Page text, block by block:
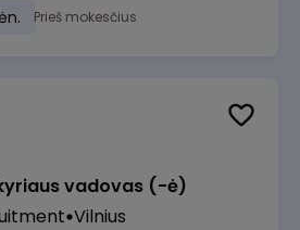
Prieš mokesčius
vadovas (-ė)
Vilnius